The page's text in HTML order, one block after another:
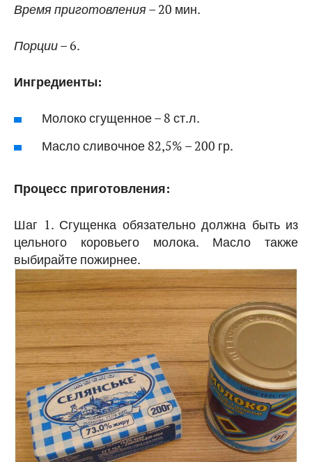
Время приготовления– 20 мин.
Порции– 6.
Ингредиенты:
Молоко сгущенное – 8 ст.л.
Масло сливочное 82,5% – 200 гр.
Процесс приготовления:
Шаг 1. Сгущенка обязательно должна быть из
цельного коровьего молока. Масло также
выбирайте пожирнее.